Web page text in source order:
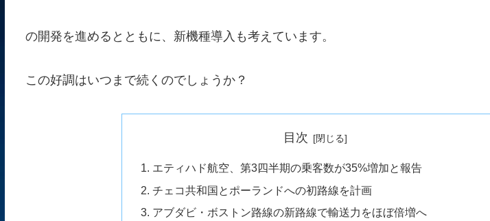
の開発を進めるとともに、新機種導入も考えています。
この好調はいつまで続くのでしょうか？
目次
エティハド航空、第3四半期の乗客数が35%増加と報告
チェコ共和国とポーランドへの初路線を計画
アブダビ・ボストン路線の新路線で輸送力をほぼ倍増へ